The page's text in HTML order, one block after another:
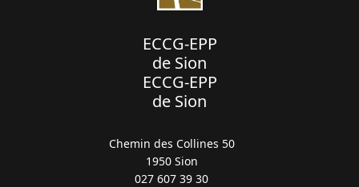
ECCG-EPP
de Sion
ECCG-EPP
de Sion
Chemin des Collines 50
1950 Sion
027 607 39 30